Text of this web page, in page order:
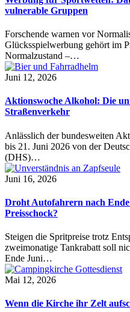
vulnerable Gruppen
Forschende warnen vor
Glücksspielwerbung gehört im
Normalzustand –…
Juni 12, 2026
Aktionswoche Alkohol: Die
Straßenverkehr
Anlässlich der bundesweiten
bis 21. Juni 2026 von der
(DHS)…
Juni 16, 2026
Droht Autofahrern nach
Preisschock?
Steigen die Spritpreise trotz
zweimonatige Tankrabatt soll
Ende Juni…
Mai 12, 2026
Wenn die Kirche ihr Zelt